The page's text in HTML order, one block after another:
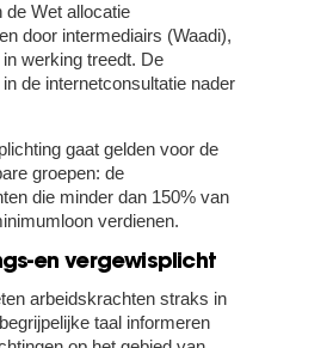
de Wet allocatie
door intermediairs (Waadi),
werking treedt. De
de internetconsultatie nader
gaat gelden voor de
groepen: de
die minder dan 150% van
verdienen.
en vergewisplicht
arbeidskrachten straks in
taal informeren